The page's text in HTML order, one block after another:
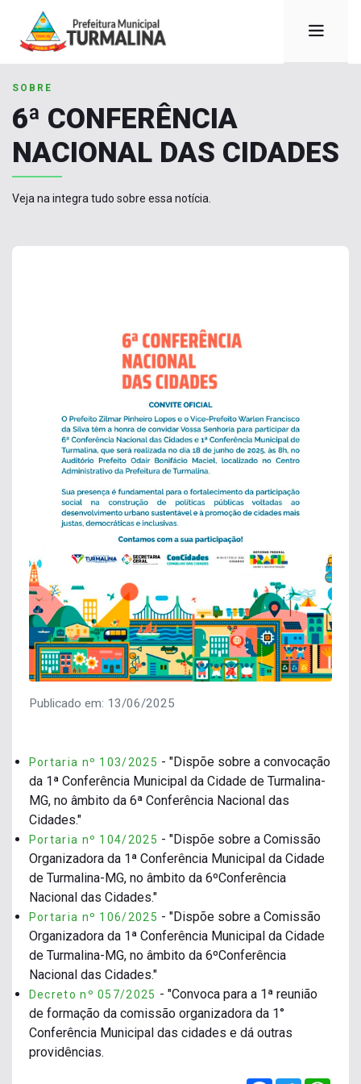
SOBRE
6ª CONFERÊNCIA
NACIONAL DAS CIDADES
Veja na integra tudo sobre essa notícia.
Publicado em: 13/06/2025
Portaria nº 103/2025 - "Dispõe sobre a convocação
da 1ª Conferência Municipal da Cidade de Turmalina-
MG, no âmbito da 6ª Conferência Nacional das
Cidades."
Portaria nº 104/2025 - "Dispõe sobre a Comissão
Organizadora da 1ª Conferência Municipal da Cidade
de Turmalina-MG, no âmbito da 6ºConferência
Nacional das Cidades."
Portaria nº 106/2025 - "Dispõe sobre a Comissão
Organizadora da 1ª Conferência Municipal da Cidade
de Turmalina-MG, no âmbito da 6ºConferência
Nacional das Cidades."
Decreto nº 057/2025 - "Convoca para a 1ª reunião
de formação da comissão organizadora da 1°
Conferência Municipal das cidades e dá outras
providências.